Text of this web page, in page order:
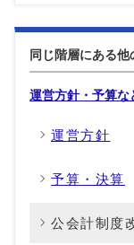
同じ階層にある他
運営方針・予算な
運営方針
予算・決算
公会計制度